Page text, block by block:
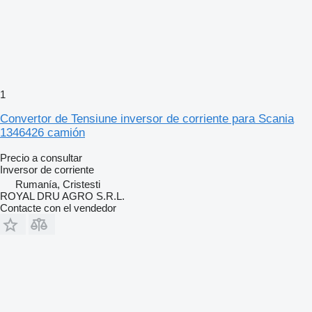
1
Convertor de Tensiune inversor de corriente para Scania
1346426 camión
Precio a consultar
Inversor de corriente
Rumanía, Cristesti
ROYAL DRU AGRO S.R.L.
Contacte con el vendedor